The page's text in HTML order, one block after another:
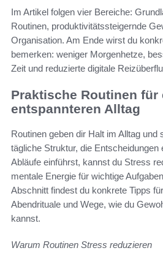
Im Artikel folgen vier Bereiche:
Routinen, produktivitätssteigernde
Organisation. Am Ende wirst du
bemerken: weniger Morgenhetze,
Zeit und reduzierte digitale
Praktische Routinen für
entspannteren Alltag
Routinen geben dir Halt im Alltag und
tägliche Struktur, die Entscheidungen
Abläufe einführst, kannst du Stress
mentale Energie für wichtige
Abschnitt findest du konkrete Tipps
Abendrituale und Wege, wie du
kannst.
Warum Routinen Stress reduzieren